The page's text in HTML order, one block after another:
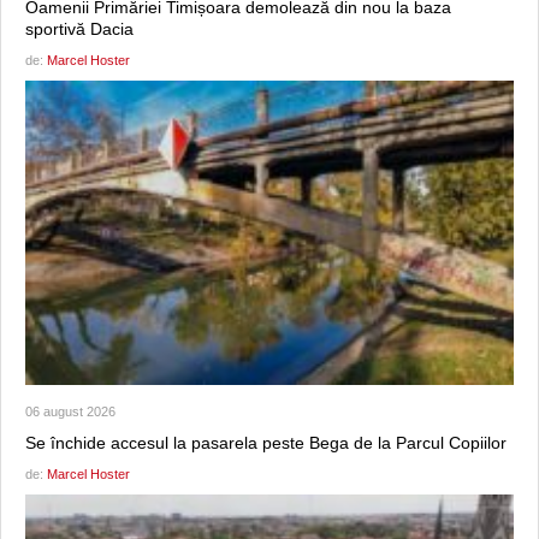
Oamenii Primăriei Timișoara demolează din nou la baza
sportivă Dacia
de: Marcel Hoster
06 august 2026
Se închide accesul la pasarela peste Bega de la Parcul Copiilor
de: Marcel Hoster